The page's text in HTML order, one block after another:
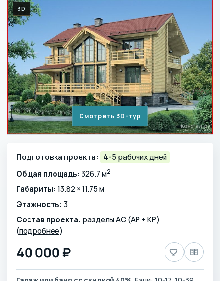
3D
Смотреть 3D-тур
Подготовка проекта: 4–5 рабочих дней
Общая площадь: 326.7 м2
Габариты: 13.82 × 11.75 м
Этажность: 3
Состав проекта: разделы АС (АР + КР)
(подробнее)
40 000 ₽